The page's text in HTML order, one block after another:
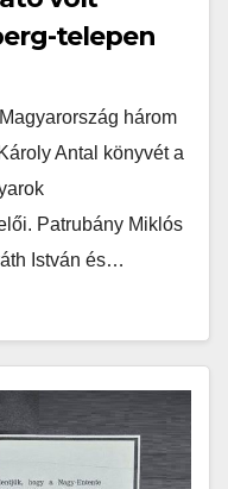
telepen
három
Antal könyvét a
Patrubány Miklós
István és…